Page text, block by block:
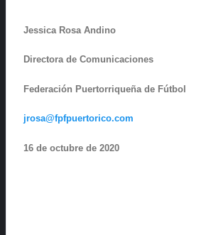
Jessica Rosa Andino
Directora de Comunicaciones
Federación Puertorriqueña de Fútbol
jrosa@fpfpuertorico.com
16 de octubre de 2020